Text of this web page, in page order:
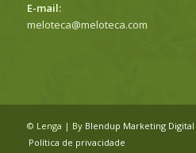
E-mail:
meloteca@meloteca.com
© Lenga | By Blendup Marketing Digital
Política de privacidade